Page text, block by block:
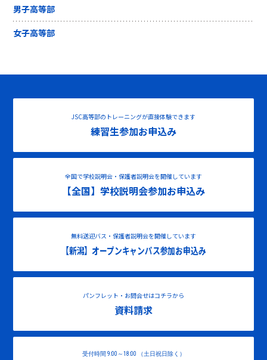
男子高等部
女子高等部
JSC高等部のトレーニングが直接体験できます
練習生参加お申込み
全国で学校説明会・保護者説明会を開催しています
【全国】学校説明会参加お申込み
無料送迎バス・保護者説明会を開催しています
【新潟】オープンキャンパス参加お申込み
パンフレット・お問合せはコチラから
資料請求
受付時間 9:00～18:00 （土日祝日除く）